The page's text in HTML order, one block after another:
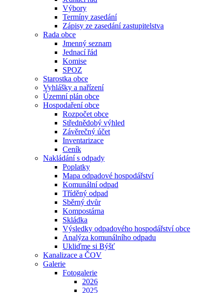
Výbory
Termíny zasedání
Zápisy ze zasedání zastupitelstva
Rada obce
Jmenný seznam
Jednací řád
Komise
SPOZ
Starostka obce
Vyhlášky a nařízení
Územní plán obce
Hospodaření obce
Rozpočet obce
Střednědobý výhled
Závěrečný účet
Inventarizace
Ceník
Nakládání s odpady
Poplatky
Mapa odpadové hospodářství
Komunální odpad
Tříděný odpad
Sběrný dvůr
Kompostárna
Skládka
Výsledky odpadového hospodářství obce
Analýza komunálního odpadu
Ukliďme si Býšť
Kanalizace a ČOV
Galerie
Fotogalerie
2026
2025